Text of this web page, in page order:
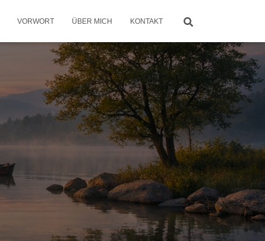
VORWORT ÜBER MICH KONTAKT